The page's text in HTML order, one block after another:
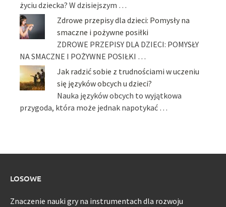
życiu dziecka? W dzisiejszym …
Zdrowe przepisy dla dzieci: Pomysły na
smaczne i pożywne posiłki
ZDROWE PRZEPISY DLA DZIECI: POMYSŁY
NA SMACZNE I POŻYWNE POSIŁKI …
Jak radzić sobie z trudnościami w uczeniu
się języków obcych u dzieci?
Nauka języków obcych to wyjątkowa
przygoda, która może jednak napotykać …
LOSOWE
Znaczenie nauki gry na instrumentach dla rozwoju